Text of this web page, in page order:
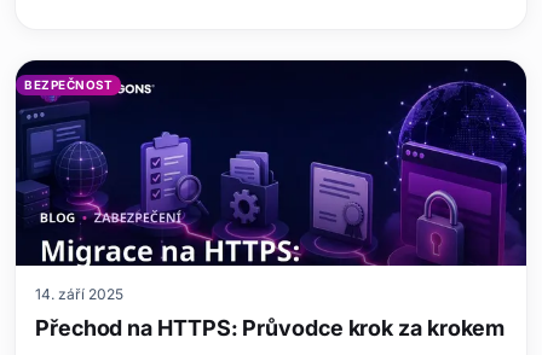
BEZPEČNOST
14. září 2025
Přechod na HTTPS: Průvodce krok za krokem